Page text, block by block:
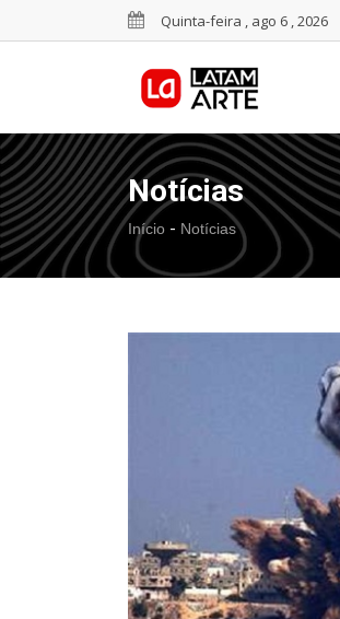
Quinta-feira , ago 6 , 2026
Notícias
Início - Notícias